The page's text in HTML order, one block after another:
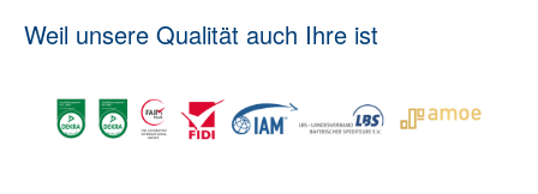
Weil unsere Qualität auch Ihre ist